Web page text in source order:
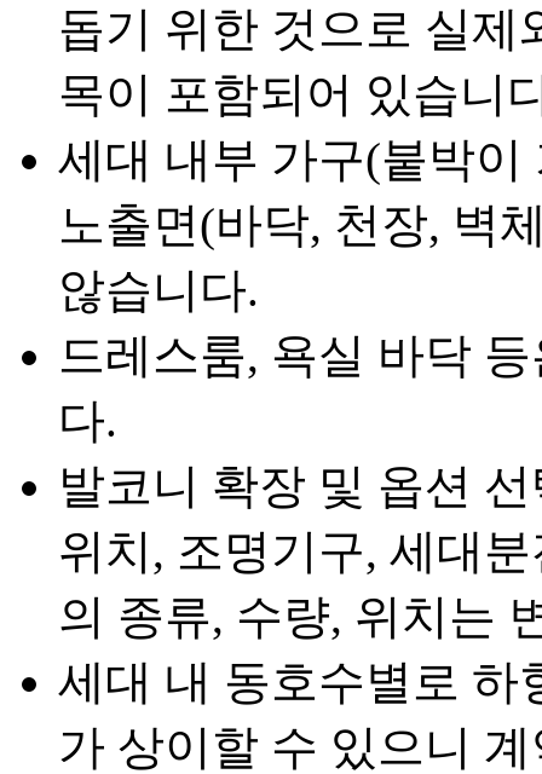
돕기 위한 것으로 실제
목이 포함되어 있습니
세대 내부 가구(붙박
노출면(바닥, 천장, 벽
않습니다.
드레스룸, 욕실 바닥
다.
발코니 확장 및 옵션
위치, 조명기구, 세대
의 종류, 수량, 위치는
세대 내 동호수별로 하
가 상이할 수 있으니